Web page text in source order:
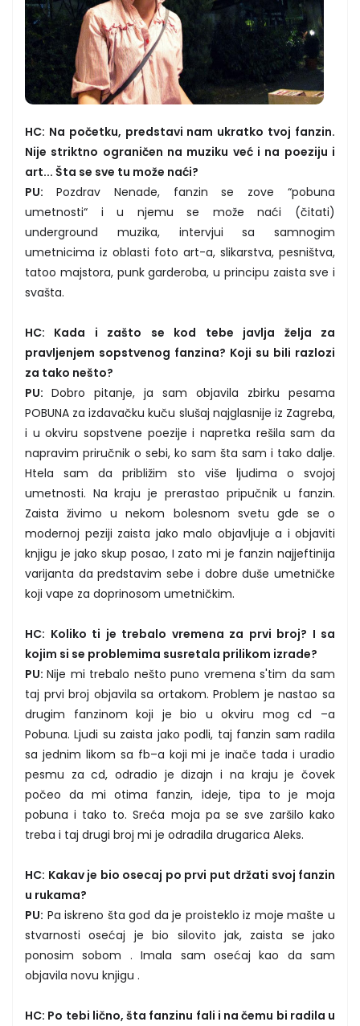
HC: Na početku, predstavi nam ukratko tvoj fanzin.
Nije striktno ograničen na muziku već i na poeziju i
art... Šta se sve tu može naći?
PU: Pozdrav Nenade, fanzin se zove “pobuna
umetnosti“ i u njemu se može naći (čitati)
underground muzika, intervjui sa samnogim
umetnicima iz oblasti foto art-a, slikarstva, pesništva,
tatoo majstora, punk garderoba, u principu zaista sve i
svašta.
HC: Kada i zašto se kod tebe javlja želja za
pravljenjem sopstvenog fanzina? Koji su bili razlozi
za tako nešto?
PU: Dobro pitanje, ja sam objavila zbirku pesama
POBUNA za izdavačku kuču slušaj najglasnije iz Zagreba,
i u okviru sopstvene poezije i napretka rešila sam da
napravim priručnik o sebi, ko sam šta sam i tako dalje.
Htela sam da približim sto više ljudima o svojoj
umetnosti. Na kraju je prerastao pripučnik u fanzin.
Zaista živimo u nekom bolesnom svetu gde se o
modernoj peziji zaista jako malo objavljuje a i objaviti
knjigu je jako skup posao, I zato mi je fanzin najjeftinija
varijanta da predstavim sebe i dobre duše umetničke
koji vape za doprinosom umetničkim.
HC: Koliko ti je trebalo vremena za prvi broj? I sa
kojim si se problemima susretala prilikom izrade?
PU:Nije mi trebalo nešto puno vremena s'tim da sam
taj prvi broj objavila sa ortakom. Problem je nastao sa
drugim fanzinom koji je bio u okviru mog cd –a
Pobuna. Ljudi su zaista jako podli, taj fanzin sam radila
sa jednim likom sa fb–a koji mi je inače tada i uradio
pesmu za cd, odradio je dizajn i na kraju je čovek
počeo da mi otima fanzin, ideje, tipa to je moja
pobuna i tako to. Sreća moja pa se sve zaršilo kako
treba i taj drugi broj mi je odradila drugarica Aleks.
HC: Kakav je bio osecaj po prvi put držati svoj fanzin
u rukama?
PU: Pa iskreno šta god da je proisteklo iz moje mašte u
stvarnosti osećaj je bio silovito jak, zaista se jako
ponosim sobom . Imala sam osećaj kao da sam
objavila novu knjigu .
HC: Po tebi lično, šta fanzinu fali i na čemu bi radila u